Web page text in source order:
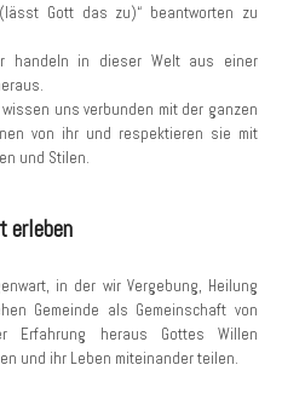
Gott das zu)“ beantworten zu
handeln in dieser Welt aus einer
uns verbunden mit der ganzen
von ihr und respektieren sie mit
und Stilen.
erleben
in der wir Vergebung, Heilung
Gemeinde als Gemeinschaft von
heraus Gottes Willen
und ihr Leben miteinander teilen.